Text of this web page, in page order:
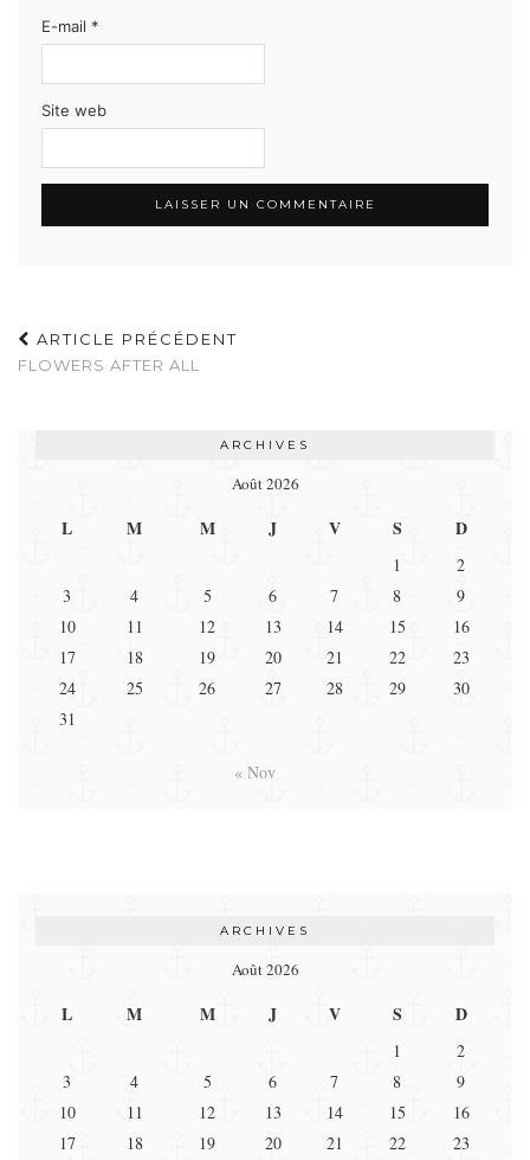
E-mail *
Site web
ARTICLE PRÉCÉDENT
FLOWERS AFTER ALL
ARCHIVES
Août 2026
L M M J V S D
1
2
3
4 5 6 7 8
9
10
11 12 13 14 15
16
17
18 19 20 21 22
23
24
25 26 27 28 29
30
31
« Nov
ARCHIVES
Août 2026
L M M J V S D
1
2
3
4 5 6 7 8
9
10
11 12 13 14 15
16
17
18 19 20 21 22 23